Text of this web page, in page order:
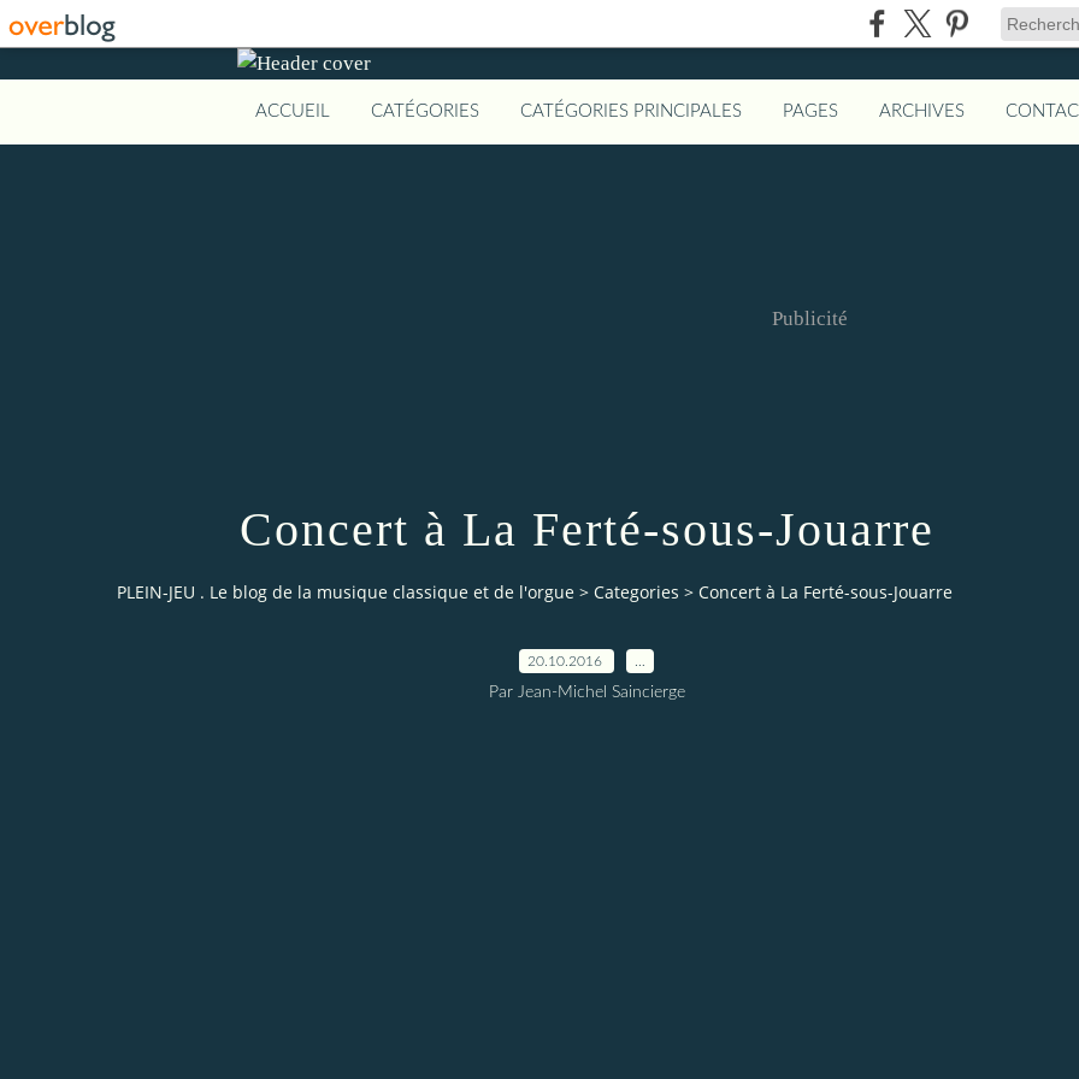
ACCUEIL CATÉGORIES CATÉGORIES PRINCIPALES PAGES ARCHIVES
Publicité
Concert à La Ferté-sous-Jouarre
PLEIN-JEU . Le blog de la musique classique et de l'orgue > Categories > Concert à La Ferté-sous-Jouarre
20.10.2016
Par Jean-Michel Saincierge